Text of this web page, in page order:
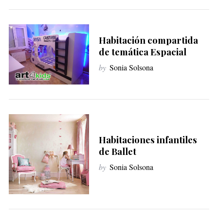
Habitación compartida
de temática Espacial
by Sonia Solsona
Habitaciones infantiles
de Ballet
by Sonia Solsona
S
e
a